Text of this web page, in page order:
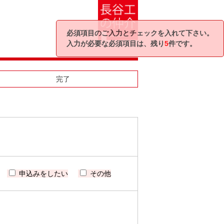
完了
申込みをしたい その他
必須項目のご入力とチェックを入れて下さい。
入力が必要な必須項目は、残り5件です。